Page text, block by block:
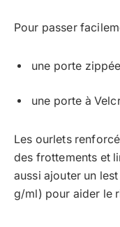
Pour passer
une porte
une porte à
Les ourlets
des frottements et
aussi ajouter un
g/ml) pour aider le